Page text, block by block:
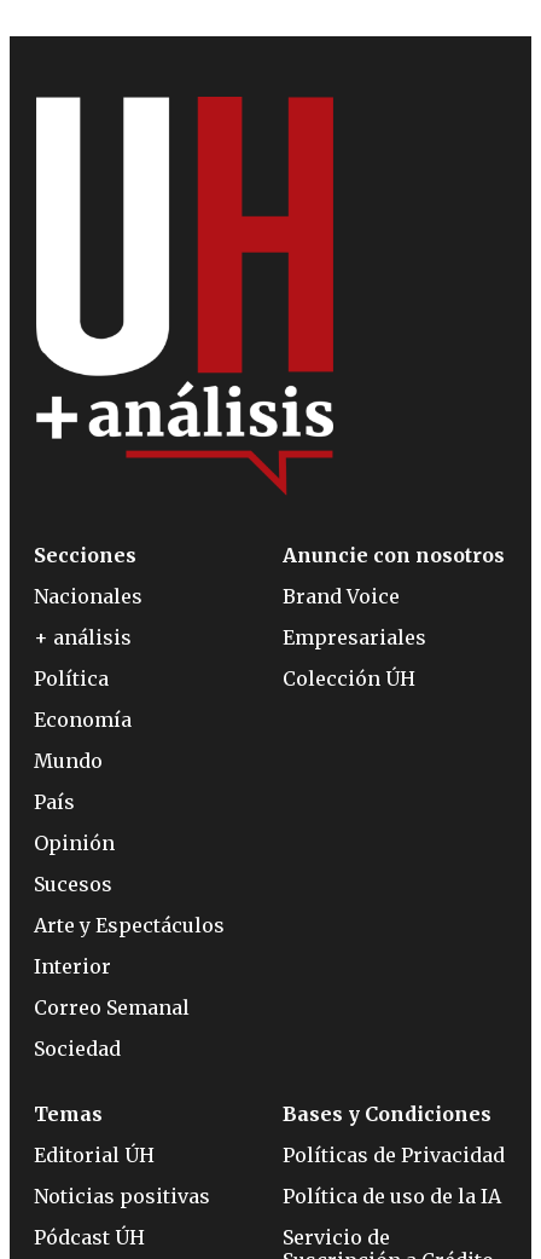
Secciones
Nacionales
+ análisis
Política
Economía
Mundo
País
Opinión
Sucesos
Arte y Espectáculos
Interior
Correo Semanal
Sociedad
Anuncie con nosotros
Brand Voice
Empresariales
Colección ÚH
Temas
Editorial ÚH
Noticias positivas
Pódcast ÚH
Bases y Condiciones
Políticas de Privacidad
Política de uso de la IA
Servicio de